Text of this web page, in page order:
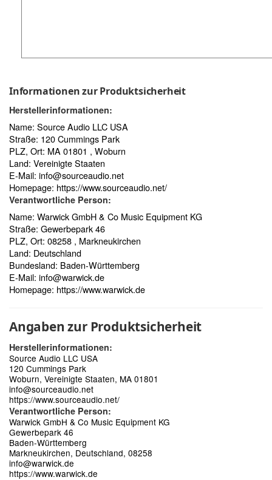
Informationen zur Produktsicherheit
Herstellerinformationen:
Name: Source Audio LLC USA
Straße: 120 Cummings Park
PLZ, Ort: MA 01801 , Woburn
Land: Vereinigte Staaten
E-Mail: info@sourceaudio.net
Homepage: https://www.sourceaudio.net/
Verantwortliche Person:
Name: Warwick GmbH & Co Music Equipment KG
Straße: Gewerbepark 46
PLZ, Ort: 08258 , Markneukirchen
Land: Deutschland
Bundesland: Baden-Württemberg
E-Mail: info@warwick.de
Homepage: https://www.warwick.de
Angaben zur Produktsicherheit
Herstellerinformationen:
Source Audio LLC USA
120 Cummings Park
Woburn, Vereinigte Staaten, MA 01801
info@sourceaudio.net
https://www.sourceaudio.net/
Verantwortliche Person:
Warwick GmbH & Co Music Equipment KG
Gewerbepark 46
Baden-Württemberg
Markneukirchen, Deutschland, 08258
info@warwick.de
https://www.warwick.de